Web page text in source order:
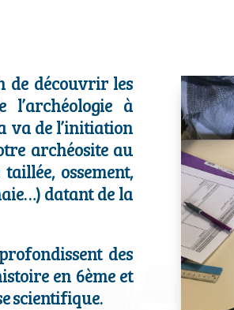
de découvrir les
l’archéologie à
va de l’initiation
archéosite au
taillée, ossement,
datant de la
des
en 6ème et
scientifique.